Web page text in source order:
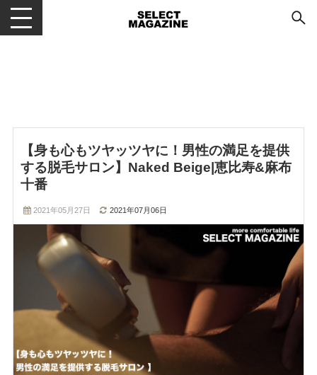
メニューを開閉する
【身も心もツヤッツヤに！男性の満足を提供
する脱毛サロン】Naked Beige|恵比寿&麻布
十番
2021年05月27日 2021年07月06日